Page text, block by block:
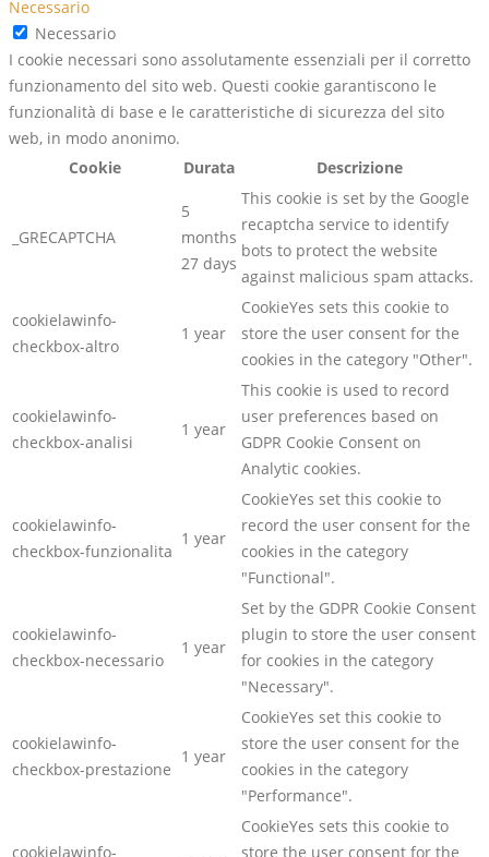
Necessario
Necessario
I cookie necessari sono assolutamente essenziali per il corretto
funzionamento del sito web. Questi cookie garantiscono le
funzionalità di base e le caratteristiche di sicurezza del sito
web, in modo anonimo.
Cookie
Durata Descrizione
_GRECAPTCHA
5
months
27 days
This cookie is set by the Google
recaptcha service to identify
bots to protect the website
against malicious spam attacks.
cookielawinfo-
checkbox-altro
1 year
CookieYes sets this cookie to
store the user consent for the
cookies in the category "Other".
cookielawinfo-
checkbox-analisi
1 year
This cookie is used to record
user preferences based on
GDPR Cookie Consent on
Analytic cookies.
cookielawinfo-
checkbox-funzionalita
1 year
CookieYes set this cookie to
record the user consent for the
cookies in the category
"Functional".
cookielawinfo-
checkbox-necessario
1 year
Set by the GDPR Cookie Consent
plugin to store the user consent
for cookies in the category
"Necessary".
cookielawinfo-
checkbox-prestazione
1 year
CookieYes set this cookie to
store the user consent for the
cookies in the category
"Performance".
cookielawinfo-
CookieYes sets this cookie to
store the user consent for the